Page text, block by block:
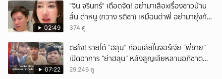
02:49
ั่"จิน จรินทร์" เดือดจัด! อย่ามาเสือxเรื่องชาวบ้าน
ลั่น ด่าหนู (กวาง รติชา) เหมือนด่าพี่ อย่ามายุ่งกับ
คนของผม จบ!!!
374 ดู
07:22
ตะลึง! รายได้ “ฮลุน” ก่อนเสียในจอร์เจีย “พี่ชาย”
เปิดอาการ “ย่าฮลุน” หลังสูญเสียหลานอภิชาต
บุตร!
29,246 ดู